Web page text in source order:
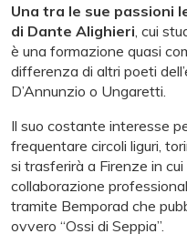
Una tra le sue passioni
di Dante Alighieri , cui
è una formazione quasi
differenza di altri poeti
D’Annunzio o Ungaretti.
Il suo costante interesse
frequentare circoli liguri,
si trasferirà a Firenze in
collaborazione
tramite Bemporad che
ovvero “Ossi di Seppia”.